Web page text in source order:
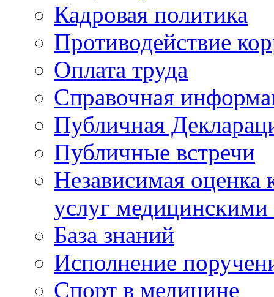
Кадровая политика
Противодействие
Оплата труда
Справочная
Публичная
Публичные встречи
Независимая оценка
услуг
База знаний
Исполнение
Спорт в медицине